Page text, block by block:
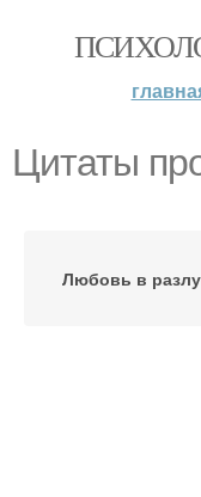
Цитаты
Любовь в